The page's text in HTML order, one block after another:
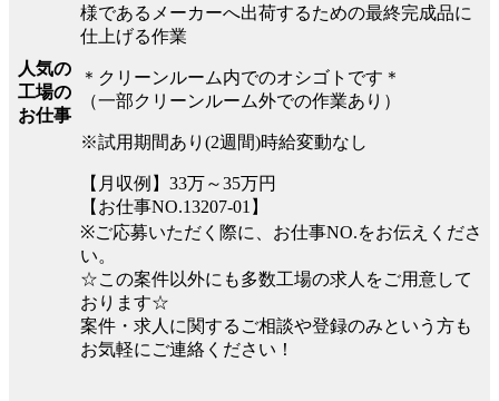
人気の
工場の
お仕事
様であるメーカーへ出荷するための最終完成品に
仕上げる作業
＊クリーンルーム内でのオシゴトです＊
（一部クリーンルーム外での作業あり）
※試用期間あり(2週間)時給変動なし
【月収例】33万～35万円
【お仕事NO.13207-01】
※ご応募いただく際に、お仕事NO.をお伝えくださ
い。
☆この案件以外にも多数工場の求人をご用意して
おります☆
案件・求人に関するご相談や登録のみという方も
お気軽にご連絡ください！